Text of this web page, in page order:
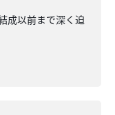
成以前まで深く迫